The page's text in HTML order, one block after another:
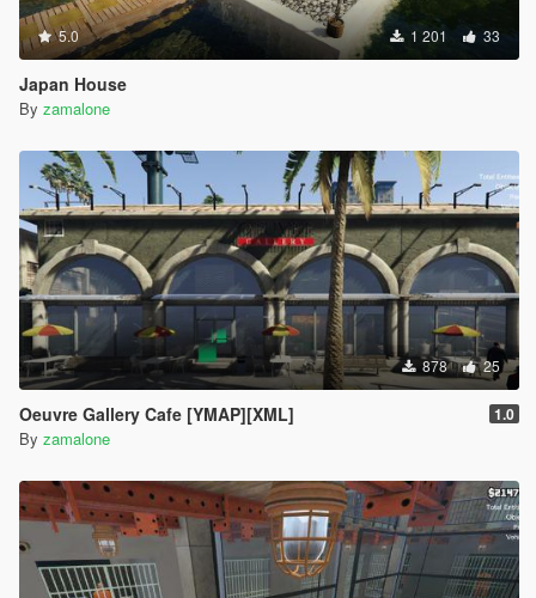
5.0 1 201 33
Japan House
By zamalone
878 25
Oeuvre Gallery Cafe [YMAP][XML] 1.0
By zamalone